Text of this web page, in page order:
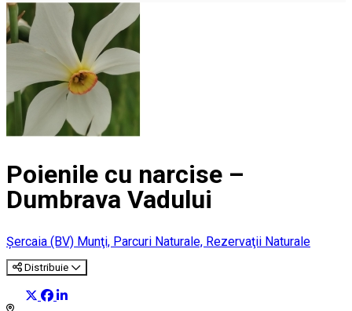
Poienile cu narcise –
Dumbrava Vadului
Șercaia (BV) Munţi, Parcuri Naturale, Rezervaţii Naturale
Distribuie